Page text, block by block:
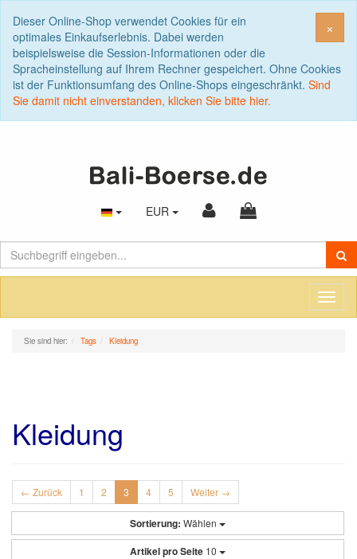
×
Dieser Online-Shop verwendet Cookies für ein
optimales Einkaufserlebnis. Dabei werden
beispielsweise die Session-Informationen oder die
Spracheinstellung auf Ihrem Rechner gespeichert. Ohne Cookies
ist der Funktionsumfang des Online-Shops eingeschränkt. Sind
Sie damit nicht einverstanden, klicken Sie bitte hier.
EUR
Sie sind hier: Tags Kleidung
Kleidung
← Zurück 1 2 3 4 5 Weiter →
Sortierung: Wählen
Artikel pro Seite 10